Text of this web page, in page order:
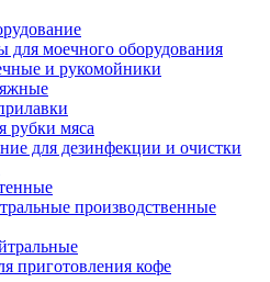
для моечного оборудования
и рукомойники
рубки мяса
для дезинфекции и очистки
производственные
приготовления кофе